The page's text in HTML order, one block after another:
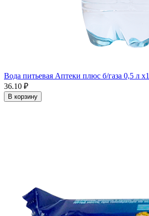
Вода питьевая Аптеки плюс б/газа 0,5 л x1
36.10 ₽
В корзину